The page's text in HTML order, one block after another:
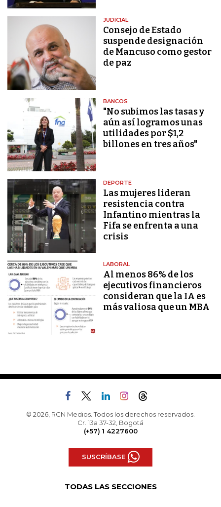
JUDICIAL
Consejo de Estado
suspende designación
de Mancuso como gestor
de paz
BANCOS
"No subimos las tasas y
aún así logramos unas
utilidades por $1,2
billones en tres años"
DEPORTE
Las mujeres lideran
resistencia contra
Infantino mientras la
Fifa se enfrenta a una
crisis
LABORAL
Al menos 86% de los
ejecutivos financieros
consideran que la IA es
más valiosa que un MBA
© 2026, RCN Medios. Todos los derechos reservados.
Cr. 13a 37-32, Bogotá
(+57) 1 4227600
SUSCRÍBASE
TODAS LAS SECCIONES